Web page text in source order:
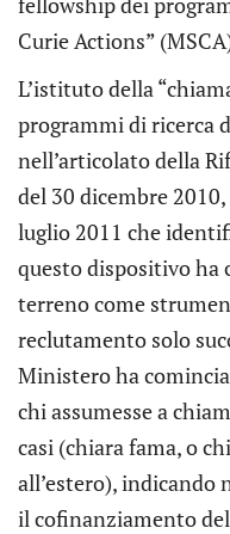
Curie Actions”
L’istituto della
programmi di ricerca
nell’articolato della
del 30 dicembre
luglio 2011 che
questo dispositivo ha
terreno come
reclutamento solo
Ministero ha
chi assumesse a
casi (chiara fama, o
all’estero), indicando
il cofinanziamento